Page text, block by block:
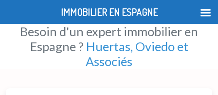
Besoin d'un expert immobilier en
Espagne ? Huertas, Oviedo et
Associés
IMMOBILIER EN ESPAGNE